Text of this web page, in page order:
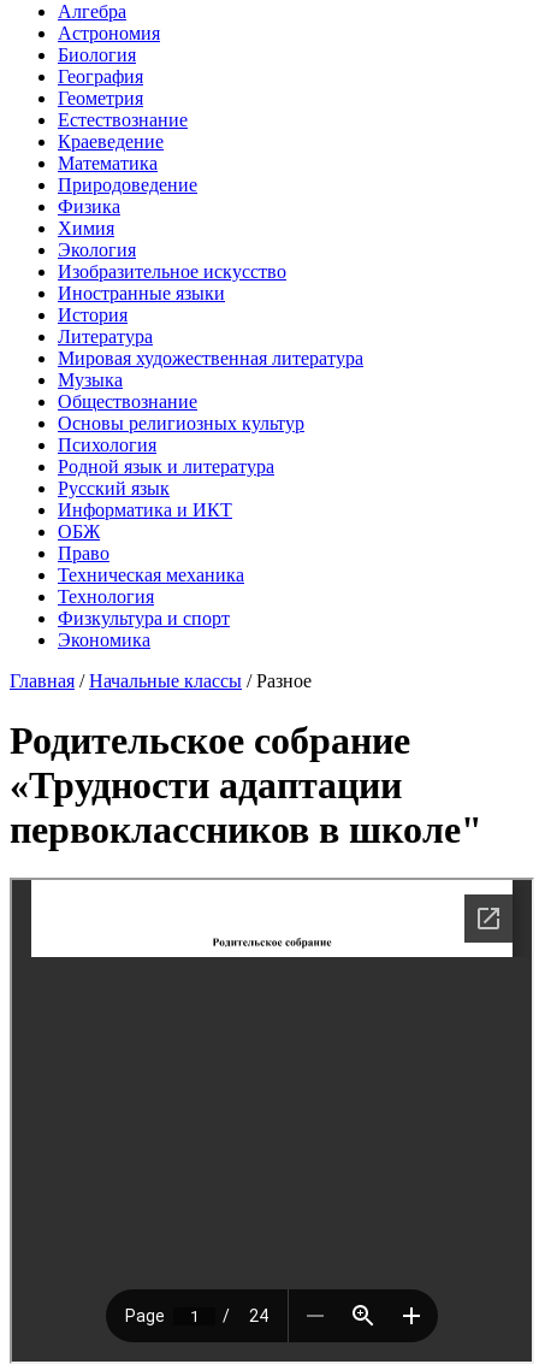
Алгебра
Астрономия
Биология
География
Геометрия
Естествознание
Краеведение
Математика
Природоведение
Физика
Химия
Экология
Изобразительное искусство
Иностранные языки
История
Литература
Мировая художественная литература
Музыка
Обществознание
Основы религиозных культур
Психология
Родной язык и литература
Русский язык
Информатика и ИКТ
ОБЖ
Право
Техническая механика
Технология
Физкультура и спорт
Экономика
Главная /Начальные классы /Разное
Родительское собрание
«Трудности адаптации
первоклассников в школе"